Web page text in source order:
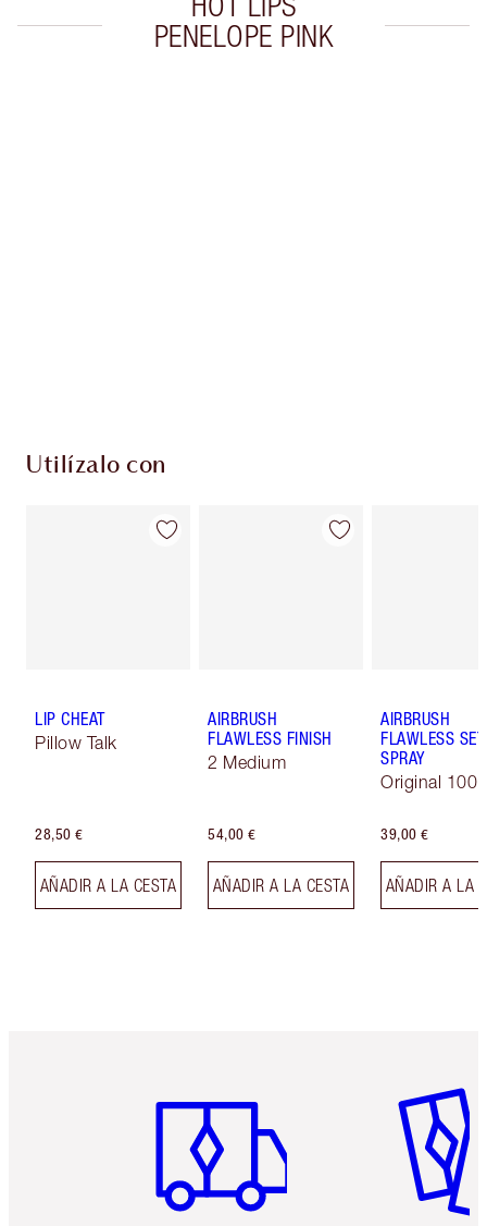
PENELOPE PINK
Utilízalo con
LIP CHEAT
Pillow Talk
28,50 €
AÑADIR A LA CESTA
AIRBRUSH
FLAWLESS FINISH
2 Medium
54,00 €
AÑADIR A LA CESTA
AIRBRUSH
FLAWLESS
SPRAY
Original 100
39,00 €
AÑADIR A LA